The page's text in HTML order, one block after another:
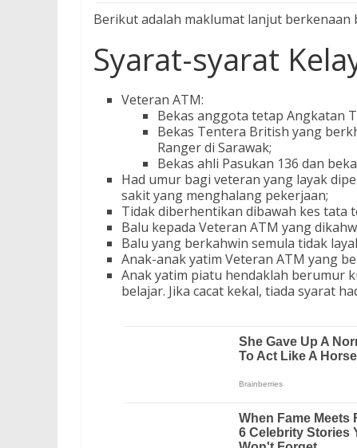
Berikut adalah maklumat lanjut berkenaan
Syarat-syarat
Veteran ATM:
Bekas anggota tetap Angkatan
Bekas Tentera British yang
Ranger di Sarawak;
Bekas ahli Pasukan 136 dan
Had umur bagi veteran yang layak
sakit yang menghalang pekerjaan;
Tidak diberhentikan dibawah kes tata
Balu kepada Veteran ATM yang
Balu yang berkahwin semula tidak
Anak-anak yatim Veteran ATM yang
Anak yatim piatu hendaklah berumur
belajar. Jika cacat kekal, tiada syarat